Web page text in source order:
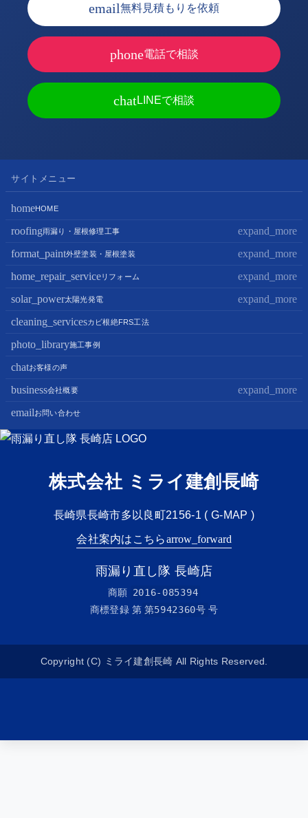
email無料見積もりを依頼
phone電話で相談
chatLINEで相談
サイトメニュー
homeHOME
roofing雨漏り・屋根修理工事 expand_more
屋根修理・屋根工事
屋根カバー工法
谷板金工事
format_paint外壁塗装・屋根塗装 expand_more
外壁塗装
屋根塗装
home_repair_serviceリフォーム expand_more
キッチンリフォーム
バスルームリフォーム
solar_power太陽光発電 expand_more
太陽光パネル設置
蓄電池設置
cleaning_servicesカビ根絶FRS工法
photo_library施工事例
chatお客様の声
business会社概要 expand_more
会社案内
スタッフ紹介
emailお問い合わせ
株式会社 ミライ建創長崎
長崎県長崎市多以良町2156-1 ( G-MAP )
会社案内はこちらarrow_forward
雨漏り直し隊 長崎店
商願 2016-085394
商標登録 第 第5942360号 号
Copyright (C) ミライ建創長崎 All Rights Reserved.